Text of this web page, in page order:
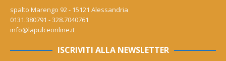
spalto Marengo 92 - 15121 Alessandria
0131.380791 - 328.7040761
info@lapulceonline.it
ISCRIVITI ALLA NEWSLETTER